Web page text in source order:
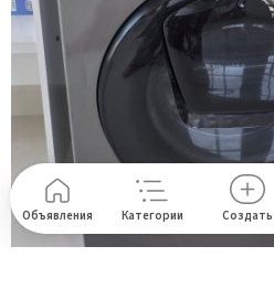
Объявления Категории Создать